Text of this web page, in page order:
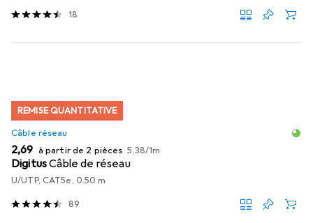
18
REMISE QUANTITATIVE
Câble réseau
EUR
2,69 à partir de 2 pièces EUR
5,38/1m
DigitusCâble de réseau
U/UTP, CAT5e, 0.50 m
89